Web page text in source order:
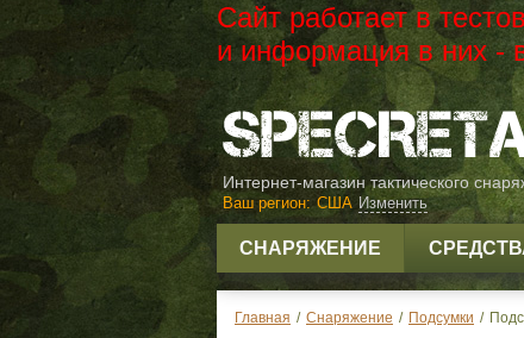
Сайт работает в
и информация в них
Интернет-магазин тактического
Изменить
Ваш регион: США
СНАРЯЖЕНИЕ
Главная / Снаряжение / Подсумки /